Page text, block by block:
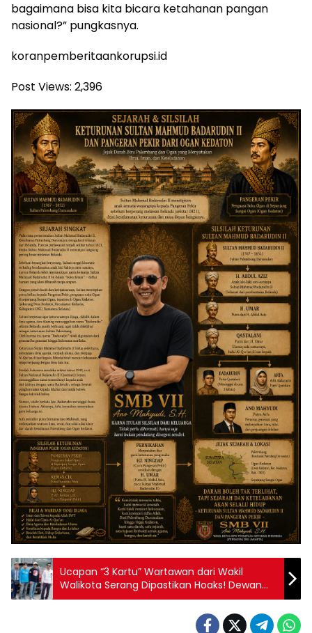
bagaimana bisa kita bicara ketahanan pangan
nasional?” pungkasnya.
koranpemberitaankorupsi.id
Post Views: 2,396
Ucapan “3 Kartu” Wartawan dari Wakil
Walikota Serang Dipastikan Hoaks! Dewan
Pers Tak Pernah Mengeluarkan Aturan